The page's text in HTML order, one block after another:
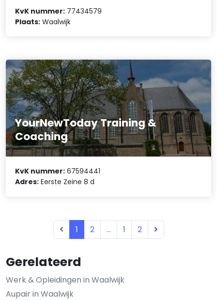
Gerelateerd
Werk & Opleidingen in Waalwijk
Aupair in Waalwijk
KvK nummer: 77434579
Plaats: Waalwijk
YourNewToday Training &
Coaching
KvK nummer: 67594441
Adres: Eerste Zeine 8 d
1 2 ... 1 2